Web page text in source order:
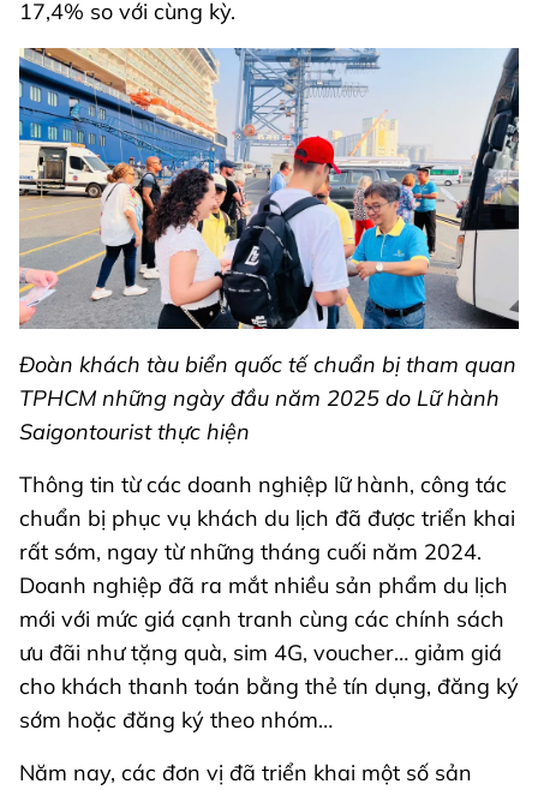
17,4% so với cùng kỳ.
Đoàn khách tàu biển quốc tế chuẩn bị tham quan
TPHCM những ngày đầu năm 2025 do Lữ hành
Saigontourist thực hiện
Thông tin từ các doanh nghiệp lữ hành, công tác
chuẩn bị phục vụ khách du lịch đã được triển khai
rất sớm, ngay từ những tháng cuối năm 2024.
Doanh nghiệp đã ra mắt nhiều sản phẩm du lịch
mới với mức giá cạnh tranh cùng các chính sách
ưu đãi như tặng quà, sim 4G, voucher… giảm giá
cho khách thanh toán bằng thẻ tín dụng, đăng ký
sớm hoặc đăng ký theo nhóm…
Năm nay, các đơn vị đã triển khai một số sản